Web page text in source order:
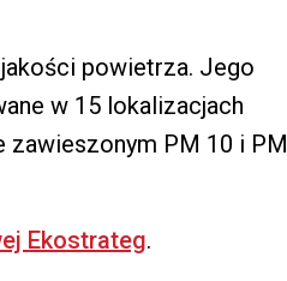
powietrza. Jego
w 15 lokalizacjach
zawieszonym PM 10 i PM
Ekostrateg.